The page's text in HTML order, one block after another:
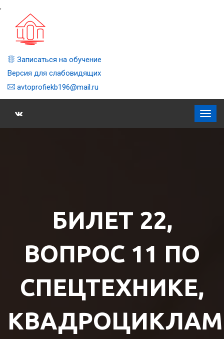
,
Записаться на обучение
Версия для слабовидящих
avtoprofiekb196@mail.ru
БИЛЕТ 22,
ВОПРОС 11 ПО
СПЕЦТЕХНИКЕ,
КВАДРОЦИКЛАМ